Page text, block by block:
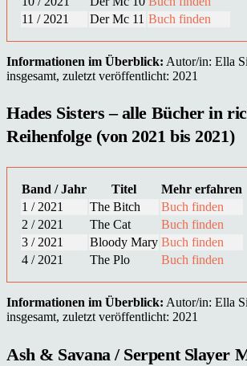
11 / 2021
Der Mc 11 Buch finden
Informationen im Überblick: Autor/in: Ella
insgesamt, zuletzt veröffentlicht: 2021
Hades Sisters – alle Bücher in
Reihenfolge (von 2021 bis 2021)
Band / Jahr Titel
Mehr erfahren
1 / 2021
The Bitch
Buch finden
2 / 2021
The Cat
Buch finden
3 / 2021
Bloody Mary Buch finden
4 / 2021
The Plo Buch finden
Informationen im Überblick: Autor/in: Ella
insgesamt, zuletzt veröffentlicht: 2021
Ash & Savana / Serpent Slayer